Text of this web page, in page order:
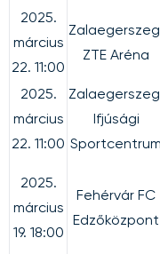
2025.
március
22. 11:00
ZTE Aréna
2025.
március
22. 11:00
Ifjúsági
2025.
március
19. 18:00
Fehérvár FC
Edzőközpont